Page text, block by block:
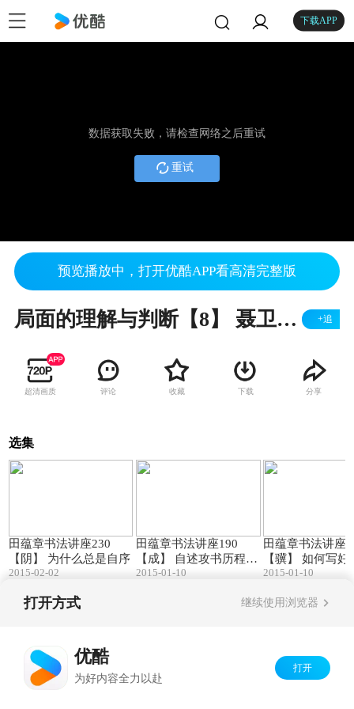
下载APP
数据获取失败，请检查网络之后重试
重试
预览播放中，打开优酷APP看高清完整版
局面的理解与判断【8】 聂卫平VS加藤正夫挂星后托 +追
超清画质 评论 收藏 下载 分享
选集
田蕴章书法讲座230
【阴】 为什么总是自序
2015-02-02
田蕴章书法讲座190
【成】 自述攻书历程
(一)
2015-01-10
田蕴章书法讲座
【骥】 如何写好
字
2015-01-10
打开方式 继续使用浏览器
优酷
为好内容全力以赴
打开